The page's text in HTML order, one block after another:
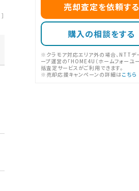
］
売却査定を依頼する
購入の相談をする
※クラモア対応エリア外の場合、NTTデ
ープ運営の「HOME4U（ホームフォーユー
括査定サービスがご利用できます。
※売却応援キャンペーンの詳細はこちら